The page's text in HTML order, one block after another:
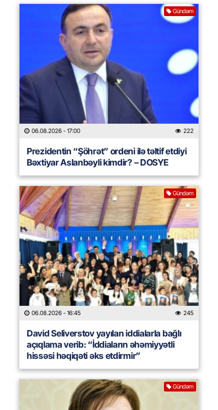
Gündəm
06.08.2026 - 17:00 222
Prezidentin “Şöhrət” ordeni ilə təltif etdiyi
Bəxtiyar Aslanbəyli kimdir? – DOSYE
Gündəm
06.08.2026 - 16:45 245
David Seliverstov yayılan iddialarla bağlı
açıqlama verib: “İddiaların əhəmiyyətli
hissəsi həqiqəti əks etdirmir”
Gündəm